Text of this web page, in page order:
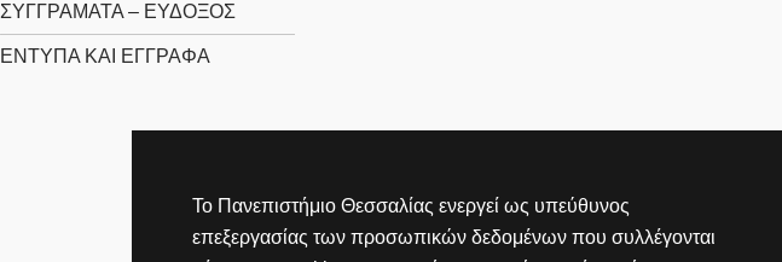
Το Πανεπιστήμιο Θεσσαλίας ενεργεί ως υπεύθυνος
επεξεργασίας των προσωπικών δεδομένων που συλλέγονται
ΣΥΓΓΡΆΜΑΤΑ – ΕΎΔΟΞΟΣ
ΈΝΤΥΠΑ ΚΑΙ ΈΓΓΡΑΦΑ